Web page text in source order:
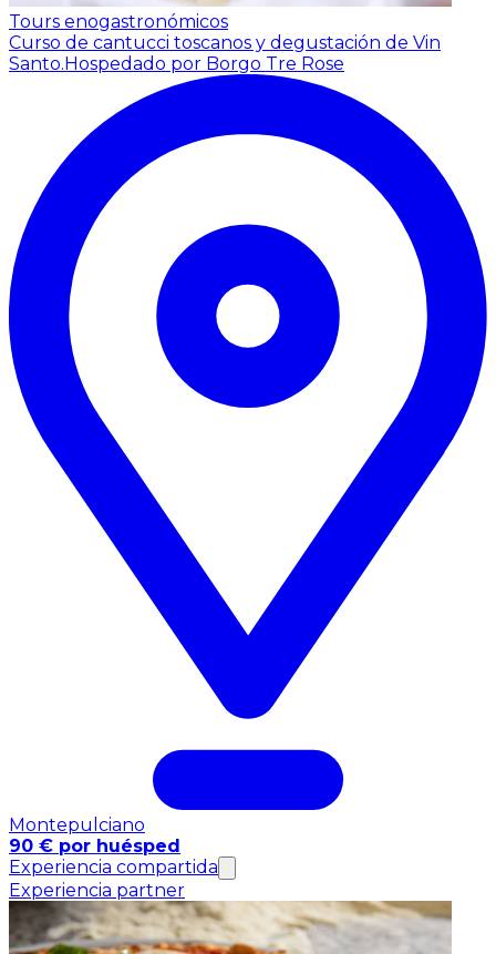
Tours enogastronómicos
Curso de cantucci toscanos y degustación de Vin
Santo. Hospedado por Borgo Tre Rose
Montepulciano
90 € por huésped
Experiencia compartida
Experiencia partner